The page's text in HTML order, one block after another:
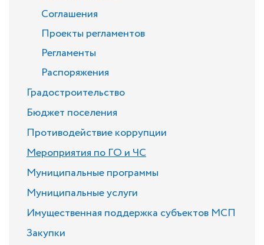
Соглашения
Проекты регламентов
Регламенты
Распоряжения
Градостроительство
Бюджет поселения
Противодействие коррупции
Мероприятия по ГО и ЧС
Муниципальные программы
Муниципальные услуги
Имущественная поддержка субъектов МСП
Закупки